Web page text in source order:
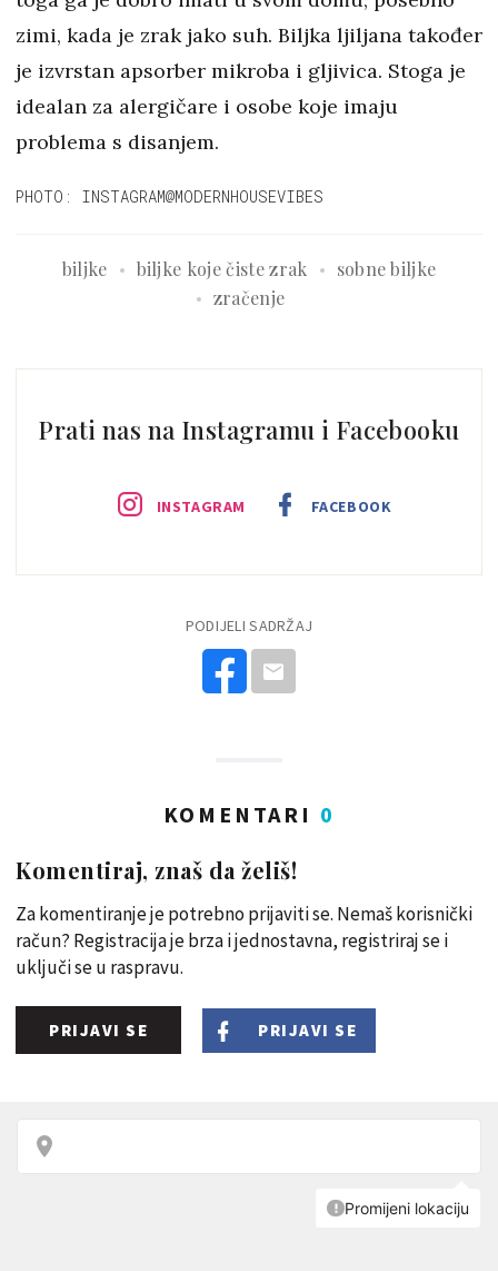
zimi, kada je zrak jako suh. Biljka ljiljana također
je izvrstan apsorber mikroba i gljivica. Stoga je
idealan za alergičare i osobe koje imaju
problema s disanjem.
PHOTO: INSTAGRAM@MODERNHOUSEVIBES
biljke biljke koje čiste zrak
sobne biljke
zračenje
Prati nas na Instagramu i Facebooku
INSTAGRAM FACEBOOK
PODIJELI SADRŽAJ
KOMENTARI 0
Komentiraj, znaš da želiš!
Za komentiranje je potrebno prijaviti se. Nemaš korisnički
račun? Registracija je brza i jednostavna, registriraj se i
uključi se u raspravu.
PRIJAVI SE PRIJAVI SE